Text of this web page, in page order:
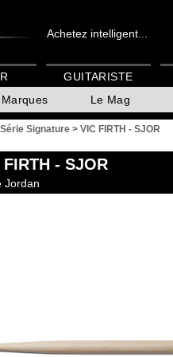
Achetez intelligent...
Marques Le Mag
GUITARISTE
Série Signature > VIC FIRTH - SJOR
FIRTH - SJOR
Jordan